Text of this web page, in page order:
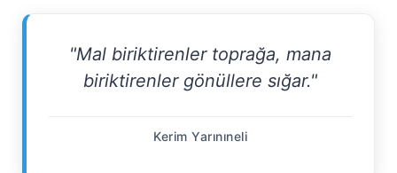
"Mal biriktirenler toprağa, mana
biriktirenler gönüllere sığar."
Kerim Yarınıneli